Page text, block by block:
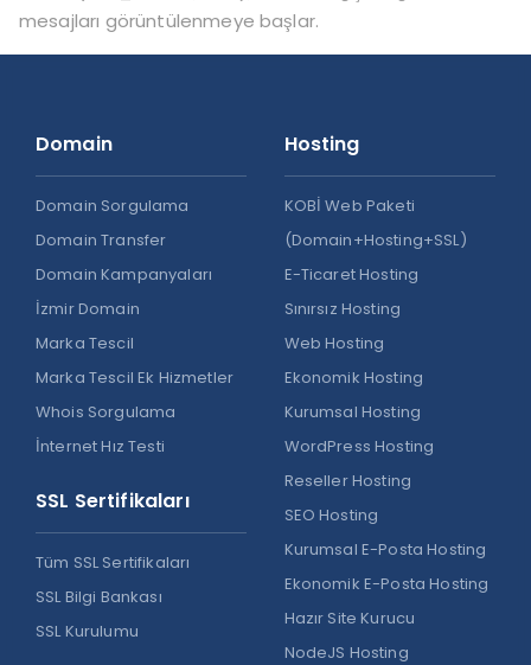
mesajları görüntülenmeye başlar.
Domain
Domain Sorgulama
Domain Transfer
Domain Kampanyaları
İzmir Domain
Marka Tescil
Marka Tescil Ek Hizmetler
Whois Sorgulama
İnternet Hız Testi
SSL Sertifikaları
Tüm SSL Sertifikaları
SSL Bilgi Bankası
SSL Kurulumu
Hosting
KOBİ Web Paketi
(Domain+Hosting+SSL)
E-Ticaret Hosting
Sınırsız Hosting
Web Hosting
Ekonomik Hosting
Kurumsal Hosting
WordPress Hosting
Reseller Hosting
SEO Hosting
Kurumsal E-Posta Hosting
Ekonomik E-Posta Hosting
Hazır Site Kurucu
NodeJS Hosting